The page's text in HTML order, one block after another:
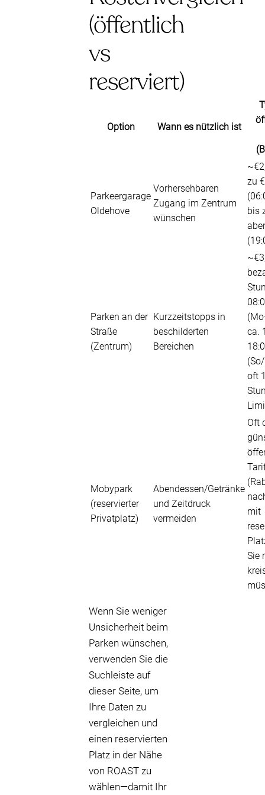
(öffentlich
vs
reserviert)
Option Wann es nützlich ist
Parkeergarage
Oldehove
Vorhersehbaren
Zugang im Zentrum
wünschen
zu
bis
Parken an der
Straße
(Zentrum)
Kurzzeitstopps in
beschilderten
Bereichen
ca.
oft
Mobypark
(reservierter
Privatplatz)
Abendessen/Getränke
und Zeitdruck
vermeiden
Oft
mit
Sie
Wenn Sie weniger
Unsicherheit beim
Parken wünschen,
verwenden Sie die
Suchleiste auf
dieser Seite, um
Ihre Daten zu
vergleichen und
einen reservierten
Platz in der Nähe
von ROAST zu
wählen—damit Ihr